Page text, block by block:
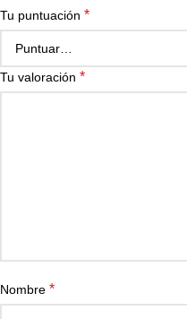
Tu puntuación *
Tu valoración *
Nombre *